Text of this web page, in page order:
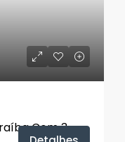
Com 3